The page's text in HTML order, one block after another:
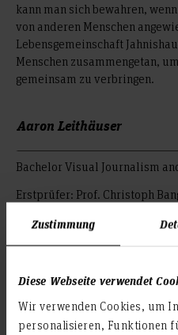
Zustimmung
Diese Webseite verwendet
Wir verwenden Cookies, um
personalisieren, Funktionen
kann man sich bewahren,
von anderen Menschen
Lebensgemeinschaft
Menschen zusammengetan,
gemeinsam zu verbringen.
Aaron Leithäuser
Bachelor Visual Journalism
Erstprüfer: Prof. Christoph